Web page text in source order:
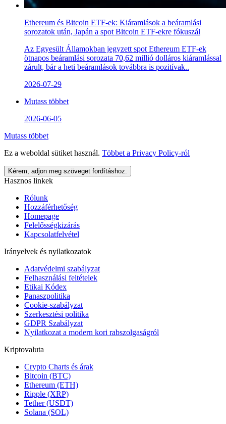
Ethereum és Bitcoin ETF-ek: Kiáramlások a beáramlási
sorozatok után, Japán a spot Bitcoin ETF-ekre fókuszál
Az Egyesült Államokban jegyzett spot Ethereum ETF-ek
ötnapos beáramlási sorozata 70,62 millió dolláros kiáramlással
zárult, bár a heti beáramlások továbbra is pozitívak..
2026-07-29
Mutass többet
2026-06-05
Mutass többet
Ez a weboldal sütiket használ. Többet a Privacy Policy-ról
Kérem, adjon meg szöveget fordításhoz.
Hasznos linkek
Rólunk
Hozzáférhetőség
Homepage
Felelősségkizárás
Kapcsolatfelvétel
Irányelvek és nyilatkozatok
Adatvédelmi szabályzat
Felhasználási feltételek
Etikai Kódex
Panaszpolitika
Cookie-szabályzat
Szerkesztési politika
GDPR Szabályzat
Nyilatkozat a modern kori rabszolgaságról
Kriptovaluta
Crypto Charts és árak
Bitcoin (BTC)
Ethereum (ETH)
Ripple (XRP)
Tether (USDT)
Solana (SOL)